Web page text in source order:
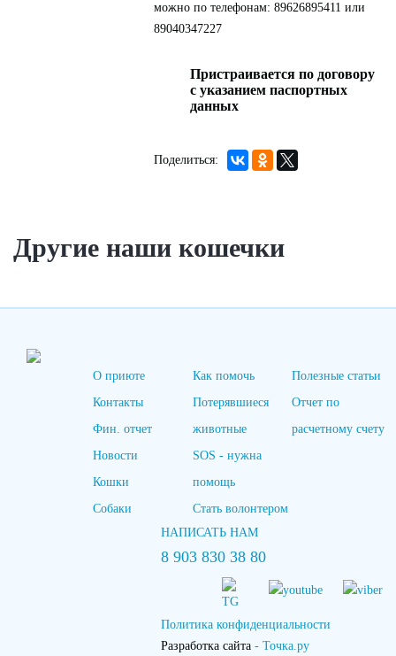
можно по телефонам: 89626895411 или
89040347227
Пристраивается по договору
с указанием паспортных
данных
Другие наши кошечки
О приюте
Контакты
Фин. отчет
Новости
Кошки
Собаки
Как помочь
Потерявшиеся
животные
SOS - нужна
помощь
Стать волонтером
Полезные статьи
Отчет по
расчетному счету
НАПИСАТЬ НАМ
8 903 830 38 80
Политика конфиденциальности
Разработка сайта - Точка.ру